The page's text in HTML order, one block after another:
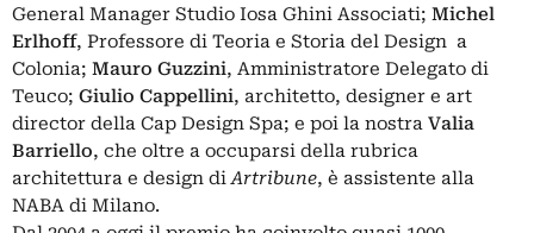
General Manager Studio Iosa Ghini Associati; Michel
Erlhoff, Professore di Teoria e Storia del Design a
Colonia; Mauro Guzzini, Amministratore Delegato di
Teuco; Giulio Cappellini, architetto, designer e art
director della Cap Design Spa; e poi la nostra Valia
Barriello, che oltre a occuparsi della rubrica
architettura e design diArtribune, è assistente alla
NABA di Milano.